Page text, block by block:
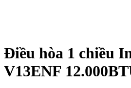
Điều hòa 1 chiều
V13ENF